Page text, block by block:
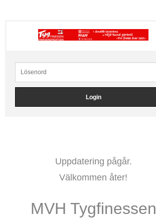
Uppdatering pågår.
Välkommen åter!
MVH Tygfinessen